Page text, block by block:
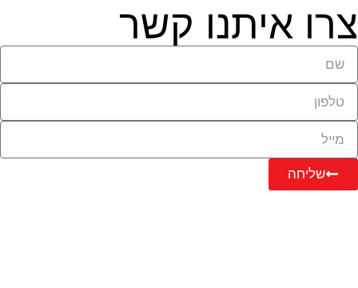
צרו איתנו קשר
שליחה